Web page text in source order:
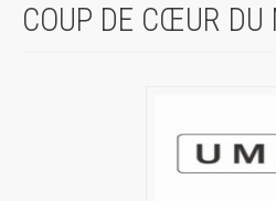
COUP DE CŒUR DU